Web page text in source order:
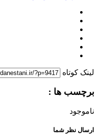
لینک کوتاه
برچسب ها :
ناموجود
ارسال نظر شما